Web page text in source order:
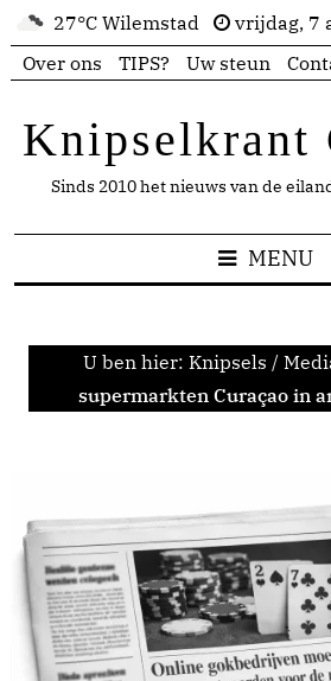
27°C Wilemstad
vrijdag, 7
Over ons
TIPS? Uw steun
Knipselkrant
Sinds 2010 het nieuws van de
MENU
U ben hier: Knipsels /
supermarkten Curaçao in